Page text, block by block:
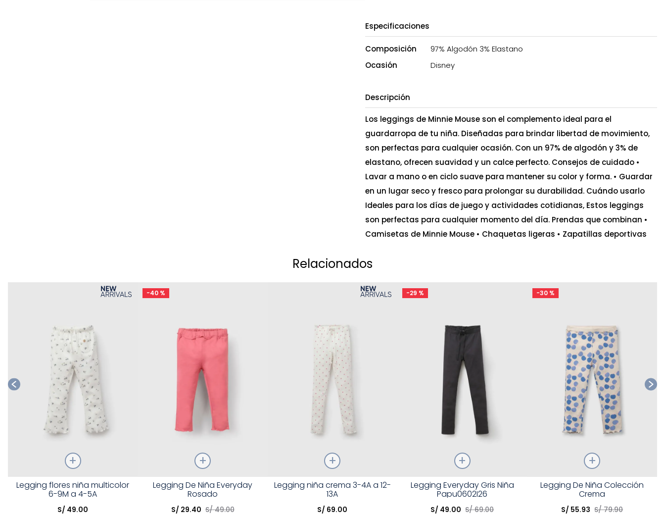
Especificaciones
Composición
97% Algodón 3% Elastano
Ocasión
Disney
Descripción
Los leggings de Minnie Mouse son el complemento ideal para el
guardarropa de tu niña. Diseñadas para brindar libertad de movimiento,
son perfectas para cualquier ocasión. Con un 97% de algodón y 3% de
elastano, ofrecen suavidad y un calce perfecto. Consejos de cuidado •
Lavar a mano o en ciclo suave para mantener su color y forma. • Guardar
en un lugar seco y fresco para prolongar su durabilidad. Cuándo usarlo
Ideales para los días de juego y actividades cotidianas, Estos leggings
son perfectas para cualquier momento del día. Prendas que combinan •
Camisetas de Minnie Mouse • Chaquetas ligeras • Zapatillas deportivas
Relacionados
Talla
Elige una opción
Legging flores niña multicolor
6-9M a 4-5A
S/ 49.00
-40 %
Talla
Elige una opción
Legging De Niña Everyday
Rosado
S/ 29.40 S/ 49.00
Talla
Elige una opción
Legging niña crema 3-4A a 12-
13A
S/ 69.00
-29 %
Talla
Elige una opción
Legging Everyday Gris Niña
Papu0602I26
S/ 49.00 S/ 69.00
-30 %
Talla
Elige una opción
Legging De Niña Colección
Crema
S/ 55.93 S/ 79.90